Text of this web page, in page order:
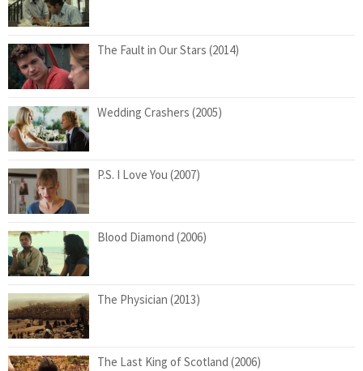
The Fault in Our Stars (2014)
Wedding Crashers (2005)
P.S. I Love You (2007)
Blood Diamond (2006)
The Physician (2013)
The Last King of Scotland (2006)